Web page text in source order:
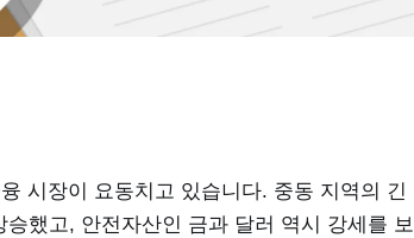
시장이 요동치고 있습니다. 중동 지역의 긴
했고, 안전자산인 금과 달러 역시 강세를 보